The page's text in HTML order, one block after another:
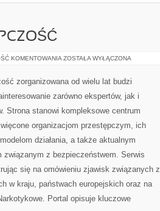
KOMENTOWANIA NOWOCZESNA
ZOSTAŁA WYŁĄCZONA
zorganizowana od wielu lat budzi
zarówno ekspertów, jak i
Strona stanowi kompleksowe centrum
organizacjom przestępczym, ich
działania, a także aktualnym
związanym z bezpieczeństwem. Serwis
się na omówieniu zjawisk związanych z
w kraju, państwach europejskich oraz na
Portal opisuje kluczowe